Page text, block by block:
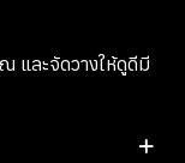
และจัดวางให้ดูดีมี